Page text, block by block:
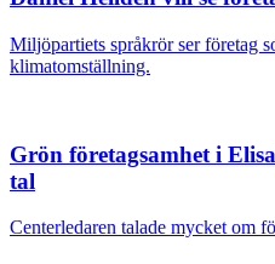
Miljöpartiets språkrör ser företag
klimatomställning.
Grön företagsamhet i
tal
Centerledaren talade mycket om